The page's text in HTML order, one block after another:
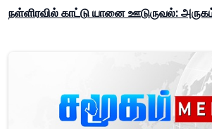
நள்ளிரவில் காட்டு யானை ஊடுருவல்: